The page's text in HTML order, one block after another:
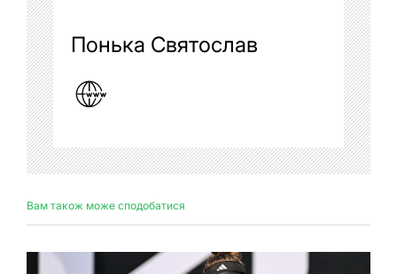
Понька Святослав
Вам також може сподобатися